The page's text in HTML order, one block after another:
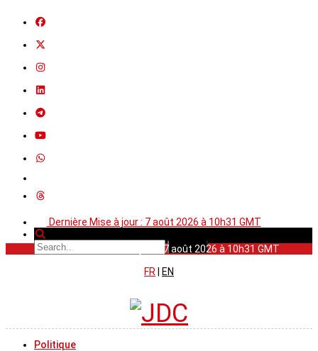
Dernière Mise à jour : 7 août 2026 à 10h31 GMT
Dernière Mise à jour : 7 août 2026 à 10h31 GMT
FR
EN
Politique